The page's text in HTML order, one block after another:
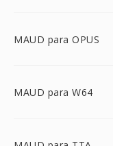
MAUD para OPUS
MAUD para W64